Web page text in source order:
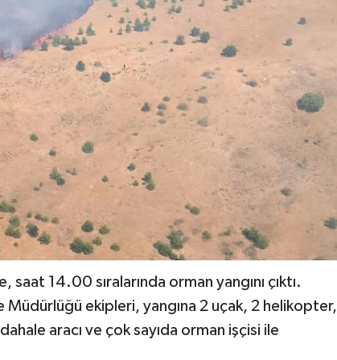
14.00 sıralarında orman yangını çıktı.
ekipleri, yangına 2 uçak, 2 helikopter,
aracı ve çok sayıda orman işçisi ile